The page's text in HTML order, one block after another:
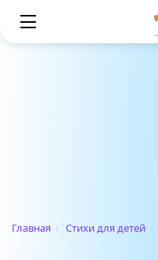
Главная › Стихи для детей ›